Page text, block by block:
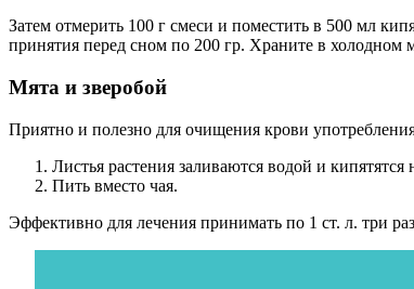
Затем отмерить 100 г смеси и поместить в 500 мл
принятия перед сном по 200 гр. Храните в холодном
Мята и зверобой
Приятно и полезно для очищения крови
Листья растения заливаются водой и
Пить вместо чая.
Эффективно для лечения принимать по 1 ст. л. три